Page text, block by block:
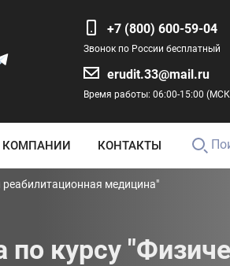
+7 (800) 600-59-04
Звонок по России бесплатный
erudit.33@mail.ru
Время работы: 06:00-15:00
КОМПАНИИ КОНТАКТЫ
медицина"
по курсу